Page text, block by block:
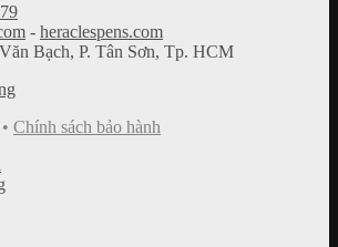
- heraclespens.com
Bạch, P. Tân Sơn, Tp. HCM
Chính sách bảo hành